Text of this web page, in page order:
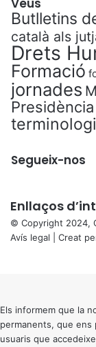
Veus
Butlletins
català als
Drets
Formació
jornades
Presidència
Segueix-nos
Enllaços
© Copyright 2024,
Avís legal | Creat
button
Els informem que la
permanents, que ens
usuaris que